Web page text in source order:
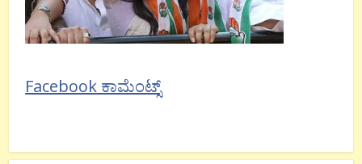
Facebook ಕಾಮೆಂಟ್ಸ್